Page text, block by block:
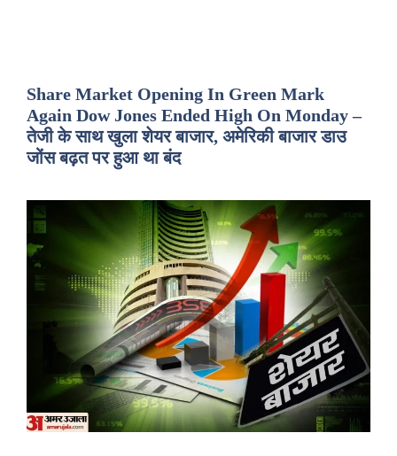
Share Market Opening In Green Mark
Again Dow Jones Ended High On Monday –
तेजी के साथ खुला शेयर बाजार, अमेरिकी बाजार डाउ
जोंस बढ़त पर हुआ था बंद